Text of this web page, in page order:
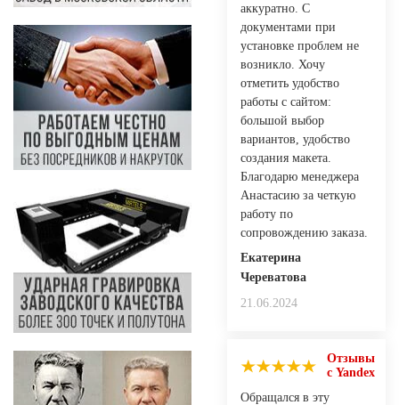
аккуратно. С
документами при
установке проблем не
возникло. Хочу
отметить удобство
работы с сайтом:
большой выбор
вариантов, удобство
создания макета.
Благодарю менеджера
Анастасию за четкую
работу по
сопровождению заказа.
Екатерина
Череватова
21.06.2024
Отзывы
с Yandex
Обращался в эту